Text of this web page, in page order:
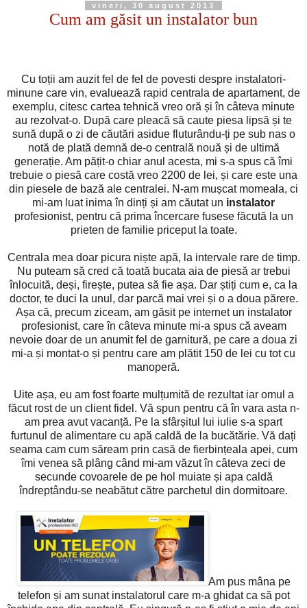
vineri, 30 august 2013
Cum am găsit un instalator bun
Cu toții am auzit fel de fel de povesti despre instalatori-
minune care vin, evaluează rapid centrala de apartament, de
exemplu, citesc cartea tehnică vreo oră și în câteva minute
au rezolvat-o. După care pleacă să caute piesa lipsă și te
sună după o zi de căutări asidue fluturându-ți pe sub nas o
notă de plată demnă de-o centrală nouă și de ultimă
generație. Am pățit-o chiar anul acesta, mi s-a spus că îmi
trebuie o piesă care costă vreo 2200 de lei, și care este una
din piesele de bază ale centralei. N-am mușcat momeala, ci
mi-am luat inima în dinți și am căutat un instalator
profesionist, pentru că prima încercare fusese făcută la un
prieten de familie priceput la toate.
Centrala mea doar picura niște apă, la intervale rare de timp.
Nu puteam să cred că toată bucata aia de piesă ar trebui
înlocuită, deși, firește, putea să fie așa. Dar știți cum e, ca la
doctor, te duci la unul, dar parcă mai vrei și o a doua părere.
Așa că, precum ziceam, am găsit pe internet un instalator
profesionist, care în câteva minute mi-a spus că aveam
nevoie doar de un anumit fel de garnitură, pe care a doua zi
mi-a și montat-o și pentru care am plătit 150 de lei cu tot cu
manoperă.
Uite așa, eu am fost foarte mulțumită de rezultat iar omul a
făcut rost de un client fidel. Vă spun pentru că în vara asta n-
am prea avut vacanță. Pe la sfârșitul lui iulie s-a spart
furtunul de alimentare cu apă caldă de la bucătărie. Vă dați
seama cam cum săream prin casă de fierbințeala apei, cum
îmi venea să plâng când mi-am văzut în câteva zeci de
secunde covoarele de pe hol muiate și apa caldă
îndreptându-se neabătut către parchetul din dormitoare.
Am pus mâna pe
telefon și am sunat instalatorul care m-a ghidat ca să pot